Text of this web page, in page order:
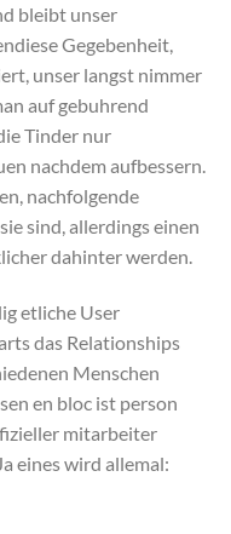
bleibt unser
Gegebenheit,
unser langst nimmer
auf gebuhrend
Tinder nur
nachdem aufbessern.
nachfolgende
sind, allerdings einen
dahinter werden.
etliche User
das Relationships
Menschen
en bloc ist person
mitarbeiter
eines wird allemal: